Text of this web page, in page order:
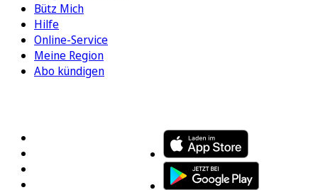
Bütz Mich
Hilfe
Online-Service
Meine Region
Abo kündigen